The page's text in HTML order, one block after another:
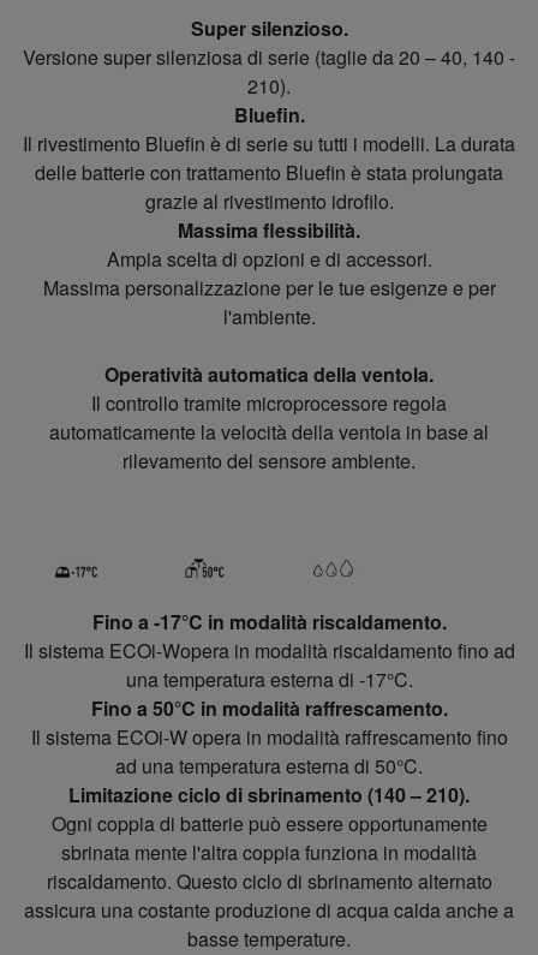
Super silenzioso.
Versione super silenziosa di serie (taglie da 20 – 40, 140 -
210).
Bluefin.
Il rivestimento Bluefin è di serie su tutti i modelli. La durata
delle batterie con trattamento Bluefin è stata prolungata
grazie al rivestimento idrofilo.
Massima flessibilità.
Ampia scelta di opzioni e di accessori.
Massima personalizzazione per le tue esigenze e per
l'ambiente.
Operatività automatica della ventola.
Il controllo tramite microprocessore regola
automaticamente la velocità della ventola in base al
rilevamento del sensore ambiente.
Fino a -17°C in modalità riscaldamento.
Il sistema ECOi-Wopera in modalità riscaldamento fino ad
una temperatura esterna di -17°C.
Fino a 50°C in modalità raffrescamento.
Il sistema ECOi-W opera in modalità raffrescamento fino
ad una temperatura esterna di 50°C.
Limitazione ciclo di sbrinamento (140 – 210).
Ogni coppia di batterie può essere opportunamente
sbrinata mente l'altra coppia funziona in modalità
riscaldamento. Questo ciclo di sbrinamento alternato
assicura una costante produzione di acqua calda anche a
basse temperature.